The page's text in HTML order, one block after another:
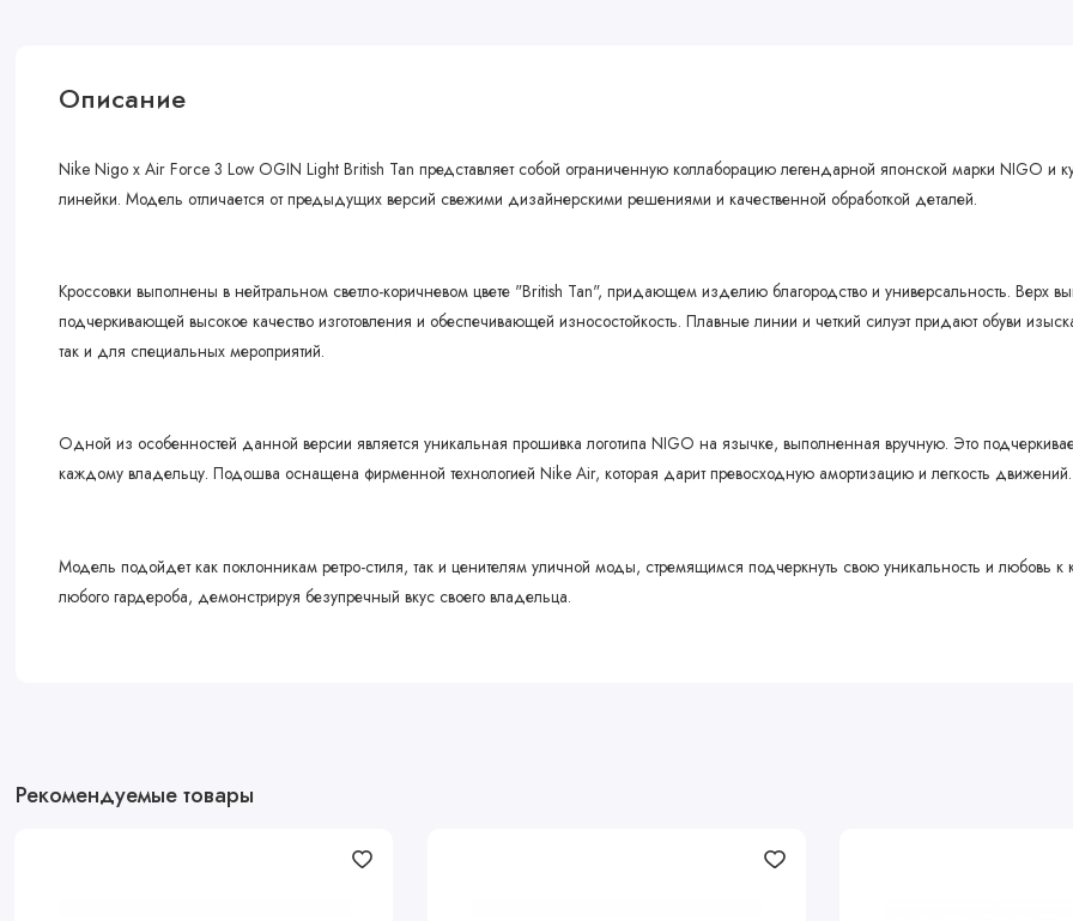
Описание
Nike Nigo x Air Force 3 Low OGIN Light British Tan представляет собой ограниченную коллаборацию легендарной японской марки NIGO и
линейки. Модель отличается от предыдущих версий свежими дизайнерскими решениями и качественной обработкой деталей.
Кроссовки выполнены в нейтральном светло-коричневом цвете "British Tan", придающем изделию благородство и универсальность. Верх
подчеркивающей высокое качество изготовления и обеспечивающей износостойкость. Плавные линии и четкий силуэт придают обуви
так и для специальных мероприятий.
Одной из особенностей данной версии является уникальная прошивка логотипа NIGO на язычке, выполненная вручную. Это
каждому владельцу. Подошва оснащена фирменной технологией Nike Air, которая дарит превосходную амортизацию и легкость движений.
Модель подойдет как поклонникам ретро-стиля, так и ценителям уличной моды, стремящимся подчеркнуть свою уникальность и
любого гардероба, демонстрируя безупречный вкус своего владельца.
Рекомендуемые товары